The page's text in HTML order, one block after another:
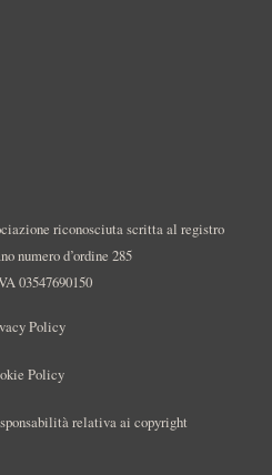
riconosciuta scritta al registro
numero d’ordine 285
03547690150
Policy
Policy
relativa ai copyright